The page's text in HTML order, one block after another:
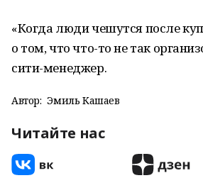
«Когда люди чешутся после
о том, что что-то не так
сити-менеджер.
Автор: Эмиль Кашаев
Читайте нас